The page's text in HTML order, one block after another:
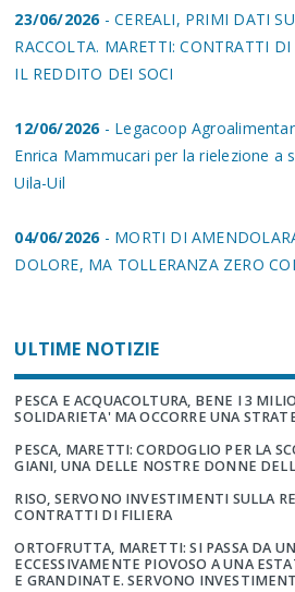
23/06/2026- CEREALI, PRIMI DATI
RACCOLTA. MARETTI: CONTRATTI DI
IL REDDITO DEI SOCI
12/06/2026- Legacoop
Enrica Mammucari per la rielezione a
Uila-Uil
04/06/2026- MORTI DI
DOLORE, MA TOLLERANZA ZERO
ULTIME NOTIZIE
PESCA E ACQUACOLTURA, BENE I 3
SOLIDARIETA' MA OCCORRE UNA
PESCA, MARETTI: CORDOGLIO PER LA
GIANI, UNA DELLE NOSTRE DONNE
RISO, SERVONO INVESTIMENTI SULLA
CONTRATTI DI FILIERA
ORTOFRUTTA, MARETTI: SI PASSA DA
ECCESSIVAMENTE PIOVOSO A UNA
E GRANDINATE. SERVONO